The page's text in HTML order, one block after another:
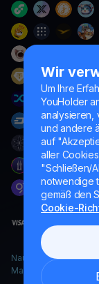
Wir
Um Ihre
YouHolder
analysieren,
und andere
auf
aller
"Schließen/
notwendige
gemäß den
Cookie-
Naumard LTD. –
Marketingzwecke